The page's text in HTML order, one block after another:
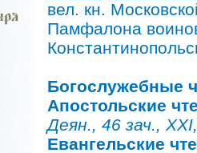
вел. кн.
Памфалона
Богослужебные
Апостольские
Деян., 46 зач.,
Евангельские